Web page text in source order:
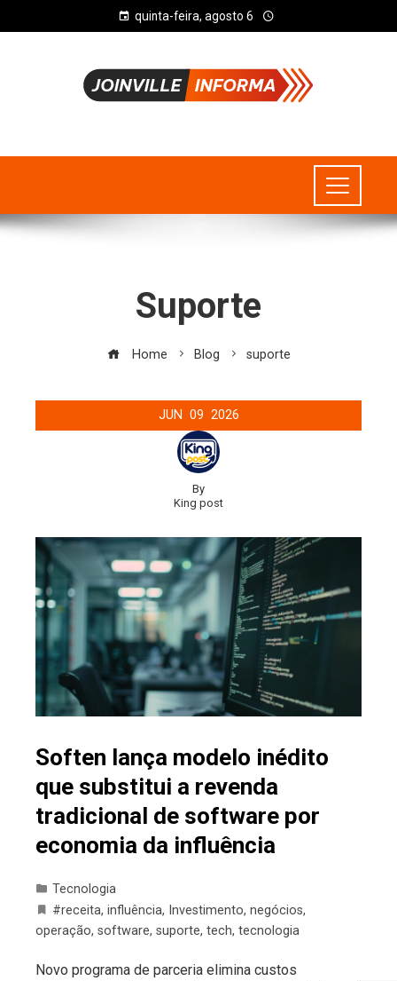
quinta-feira, agosto 6
Suporte
Home Blog suporte
JUN 09 2026
By
King post
Soften lança modelo inédito
que substitui a revenda
tradicional de software por
economia da influência
Tecnologia
#receita, influência, Investimento, negócios,
operação, software, suporte, tech, tecnologia
Novo programa de parceria elimina custos